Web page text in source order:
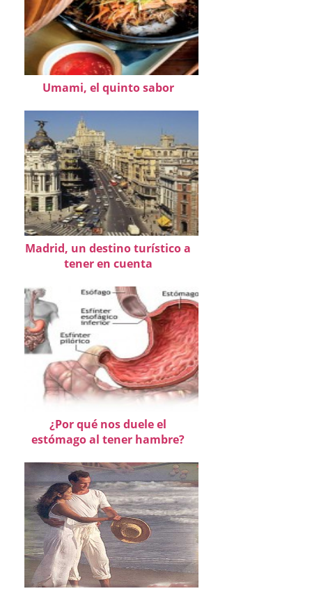
Umami, el quinto sabor
Madrid, un destino turístico a
tener en cuenta
¿Por qué nos duele el
estómago al tener hambre?